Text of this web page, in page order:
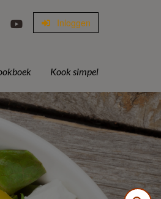
Inloggen
Kook simpel